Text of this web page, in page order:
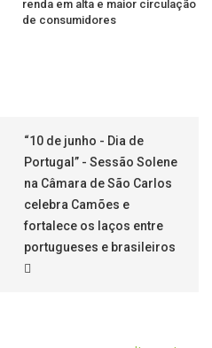
renda em alta e maior circulação
de consumidores
“10 de junho - Dia de
Portugal” - Sessão Solene
na Câmara de São Carlos
celebra Camões e
fortalece os laços entre
portugueses e brasileiros